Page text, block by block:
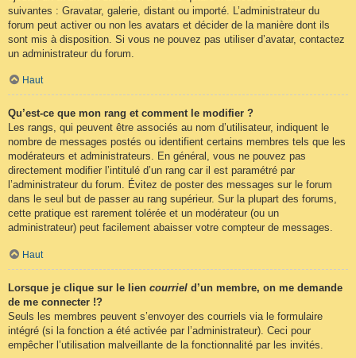
suivantes : Gravatar, galerie, distant ou importé. L’administrateur du
forum peut activer ou non les avatars et décider de la manière dont ils
sont mis à disposition. Si vous ne pouvez pas utiliser d’avatar, contactez
un administrateur du forum.
Haut
Qu’est-ce que mon rang et comment le modifier ?
Les rangs, qui peuvent être associés au nom d’utilisateur, indiquent le
nombre de messages postés ou identifient certains membres tels que les
modérateurs et administrateurs. En général, vous ne pouvez pas
directement modifier l’intitulé d’un rang car il est paramétré par
l’administrateur du forum. Évitez de poster des messages sur le forum
dans le seul but de passer au rang supérieur. Sur la plupart des forums,
cette pratique est rarement tolérée et un modérateur (ou un
administrateur) peut facilement abaisser votre compteur de messages.
Haut
Lorsque je clique sur le lien courriel d’un membre, on me demande
de me connecter !?
Seuls les membres peuvent s’envoyer des courriels via le formulaire
intégré (si la fonction a été activée par l’administrateur). Ceci pour
empêcher l’utilisation malveillante de la fonctionnalité par les invités.